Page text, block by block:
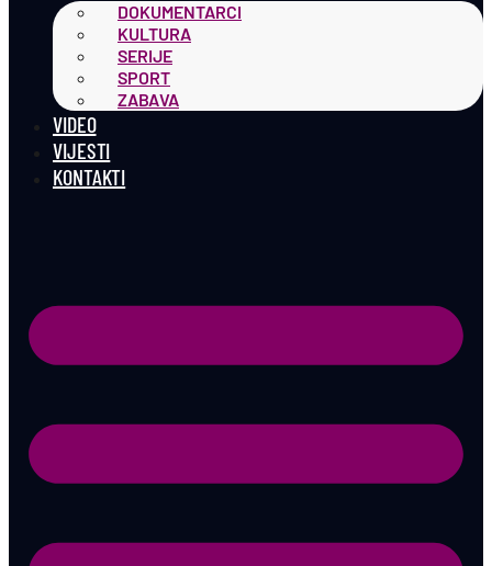
DOKUMENTARCI
KULTURA
SERIJE
SPORT
ZABAVA
VIDEO
VIJESTI
KONTAKTI